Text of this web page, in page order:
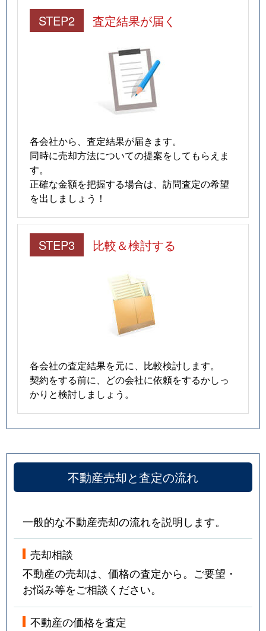
STEP2 査定結果が届く
各会社から、査定結果が届きます。
同時に売却方法についての提案をしてもらえま
す。
正確な金額を把握する場合は、訪問査定の希望
を出しましょう！
STEP3 比較＆検討する
各会社の査定結果を元に、比較検討します。
契約をする前に、どの会社に依頼をするかしっ
かりと検討しましょう。
不動産売却と査定の流れ
一般的な不動産売却の流れを説明します。
売却相談
不動産の売却は、価格の査定から。ご要望・
お悩み等をご相談ください。
不動産の価格を査定